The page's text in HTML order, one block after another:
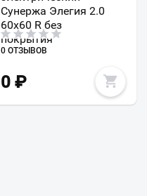
Сунержа Элегия 2.0
60х60 R без
покрытия
0 ОТЗЫВОВ
0₽